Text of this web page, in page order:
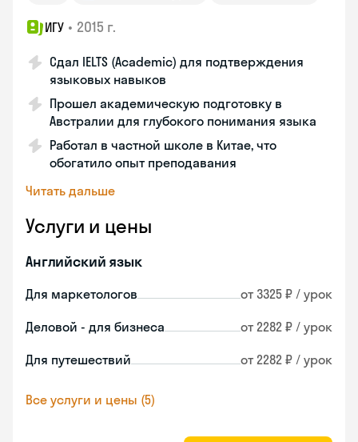
ИГУ • 2015 г.
Сдал IELTS (Academic) для подтверждения
языковых навыков
Прошел академическую подготовку в
Австралии для глубокого понимания языка
Работал в частной школе в Китае, что
обогатило опыт преподавания
Читать дальше
Услуги и цены
Английский язык
Для маркетологов от 3325 ₽ / урок
Деловой - для бизнеса от 2282 ₽ / урок
Для путешествий от 2282 ₽ / урок
Все услуги и цены (5)